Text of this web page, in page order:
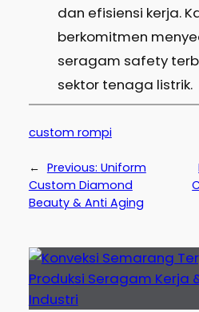
dan efisiensi kerja.
berkomitmen
seragam safety
sektor tenaga listrik.
custom rompi
← Previous: Uniform
Custom Diamond
Beauty & Anti Aging